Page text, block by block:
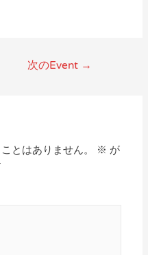
次のEvent →
とはありません。 ※ が